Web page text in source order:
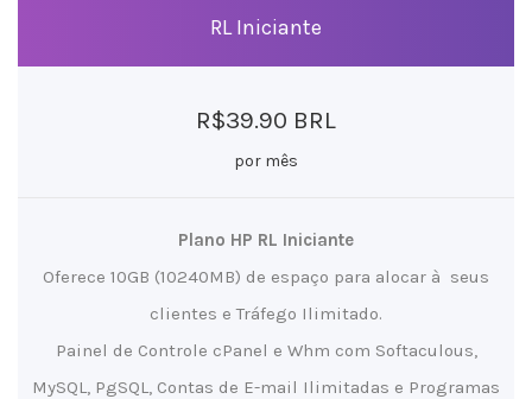
RL Iniciante
R$39.90 BRL
por mês
Plano HP RL Iniciante
Oferece 10GB (10240MB) de espaço para alocar à seus
clientes e Tráfego Ilimitado.
Painel de Controle cPanel e Whm com Softaculous,
MySQL, PgSQL, Contas de E-mail Ilimitadas e Programas